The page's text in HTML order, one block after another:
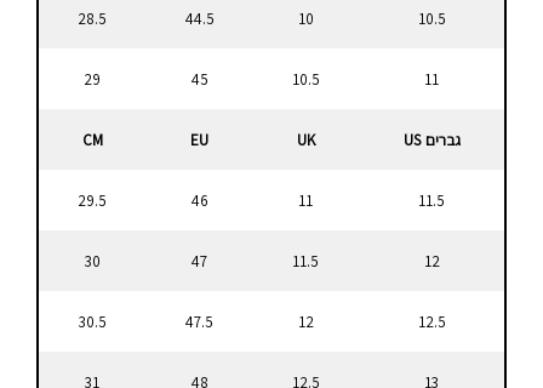
10.5
10
44.5
28.5
11
10.5
45
29
גברים US UK
EU
CM
11.5
11
46
29.5
12
11.5
47
30
12.5
12
47.5
30.5
13
12.5
48
31